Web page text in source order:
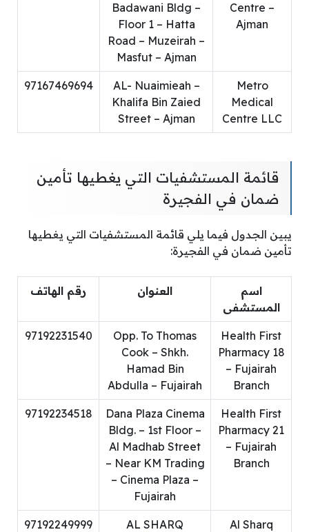
Centre –
Ajman
Badawani Bldg –
Floor 1 – Hatta
Road – Muzeirah –
Masfut – Ajman
Metro
Medical
Centre LLC
AL- Nuaimieah –
Khalifa Bin Zaied
Street – Ajman
97167469694
قائمة المستشفيات التي يغطيها تأمين
ضمان في الفجيرة
يبين الجدول فيما يلي قائمة المستشفيات التي يغطيها
تأمين ضمان في الفجيرة:
اسم
المستشفى
العنوان رقم الهاتف
Health First
Pharmacy 18
– Fujairah
Branch
Opp. To Thomas
Cook – Shkh.
Hamad Bin
Abdulla – Fujairah
97192231540
Health First
Pharmacy 21
– Fujairah
Branch
Dana Plaza Cinema
Bldg. – 1st Floor –
Al Madhab Street
– Near KM Trading
– Cinema Plaza –
Fujairah
97192234518
Al Sharq
AL SHARQ
97192249999